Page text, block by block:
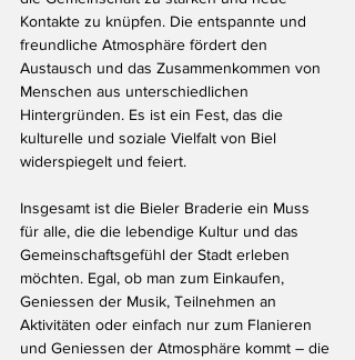
Kontakte zu knüpfen. Die entspannte und
freundliche Atmosphäre fördert den
Austausch und das Zusammenkommen von
Menschen aus unterschiedlichen
Hintergründen. Es ist ein Fest, das die
kulturelle und soziale Vielfalt von Biel
widerspiegelt und feiert.
Insgesamt ist die Bieler Braderie ein Muss
für alle, die die lebendige Kultur und das
Gemeinschaftsgefühl der Stadt erleben
möchten. Egal, ob man zum Einkaufen,
Geniessen der Musik, Teilnehmen an
Aktivitäten oder einfach nur zum Flanieren
und Geniessen der Atmosphäre kommt – die